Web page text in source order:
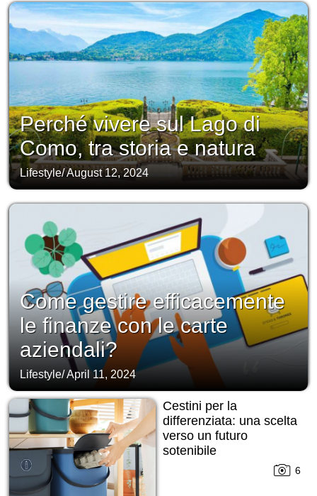
Perché vivere sul Lago di
Como, tra storia e natura
Lifestyle/August 12, 2024
Come gestire efficacemente
le finanze con le carte
aziendali?
Lifestyle/April 11, 2024
Cestini per la
differenziata: una scelta
verso un futuro
sotenibile
6